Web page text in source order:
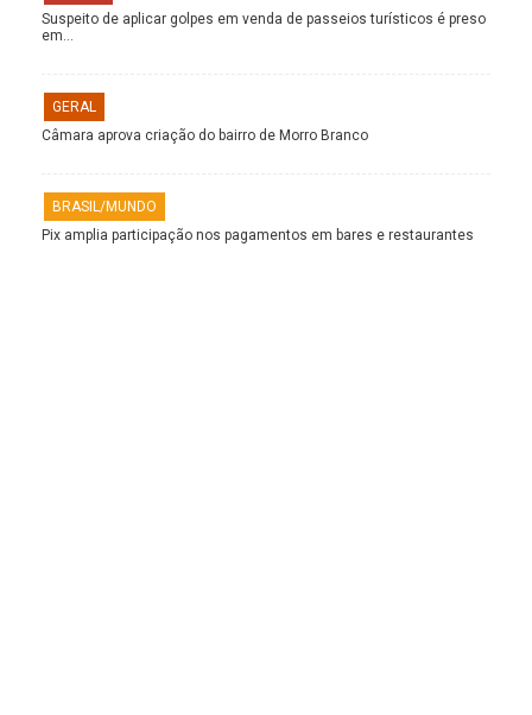
Suspeito de aplicar golpes em venda de passeios turísticos é preso
em…
GERAL
Câmara aprova criação do bairro de Morro Branco
BRASIL/MUNDO
Pix amplia participação nos pagamentos em bares e restaurantes